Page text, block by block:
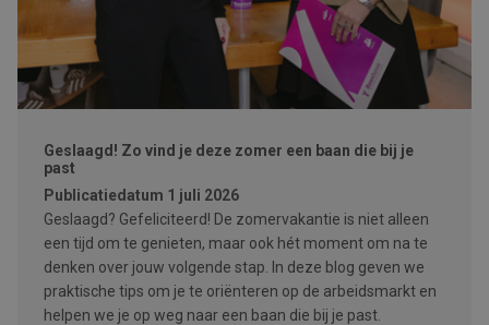
Geslaagd! Zo vind je deze zomer een baan die bij je
past
Publicatiedatum 1 juli 2026
Geslaagd? Gefeliciteerd! De zomervakantie is niet alleen
een tijd om te genieten, maar ook hét moment om na te
denken over jouw volgende stap. In deze blog geven we
praktische tips om je te oriënteren op de arbeidsmarkt en
helpen we je op weg naar een baan die bij je past.